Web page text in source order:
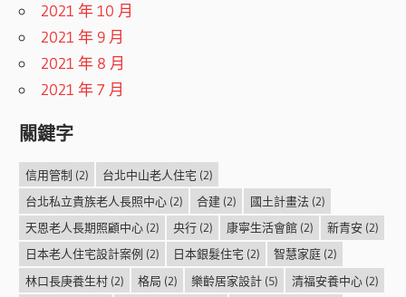
2021 年 10 月
2021 年 9 月
2021 年 8 月
2021 年 7 月
關鍵字
信用管制 (2) 台北中山老人住宅 (2)
台北私立貴族老人長照中心(2) 合建(2) 國土計畫法(2)
天恩老人長期照顧中心(2) 央行(2) 康寧生活會館(2) 新青安 (2)
日本老人住宅設計案例 (2) 日本銀髮住宅 (2) 智慧家庭(2)
林口長庚養生村(2) 格局 (2) 樂齡居家設計(5) 清福安養中心(2)